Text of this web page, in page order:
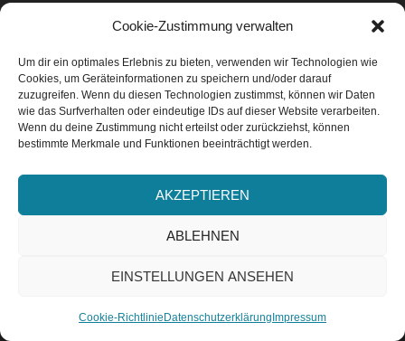
Cookie-Zustimmung verwalten
Um dir ein optimales Erlebnis zu bieten, verwenden wir Technologien wie
Cookies, um Geräteinformationen zu speichern und/oder darauf
zuzugreifen. Wenn du diesen Technologien zustimmst, können wir Daten
wie das Surfverhalten oder eindeutige IDs auf dieser Website verarbeiten.
Wenn du deine Zustimmung nicht erteilst oder zurückziehst, können
bestimmte Merkmale und Funktionen beeinträchtigt werden.
AKZEPTIEREN
ABLEHNEN
EINSTELLUNGEN ANSEHEN
Cookie-Richtlinie Datenschutzerklärung Impressum
Die Buchrebellin
Zeilenauslese
Books and Phobia
Phantastik Couch
Lesemagie